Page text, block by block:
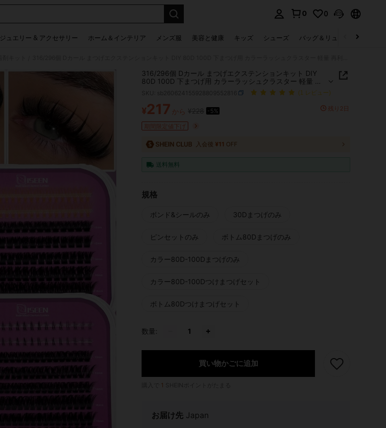
0 0
ジュエリー & アクセサリー ホーム＆インテリア メンズ服 美容と健康 キッズ シューズ バッグ＆リュック
316/296個 Dカール まつげエクステンションキット DIY
80D 100D 下まつげ用 カラーラッシュクラスター 軽量 再
利用可能 ボンド・シール付き ツイーザー付き 自作まつげ
(1 レビュー)
PRICE AND AVAILABILITY
¥217 から -5% 残り2日
期間限定値下げ
入会後 ¥11 OFF
送料無料
規格
ボンド&シールのみ 30Dまつげのみ
ピンセットのみ ボトム80Dまつげのみ
カラー80D-100Dまつげのみ
カラー80D-100Dつけまつげセット
ボトム80Dつけまつげセット
数量:
買い物かごに追加
1
お届け先 Japan